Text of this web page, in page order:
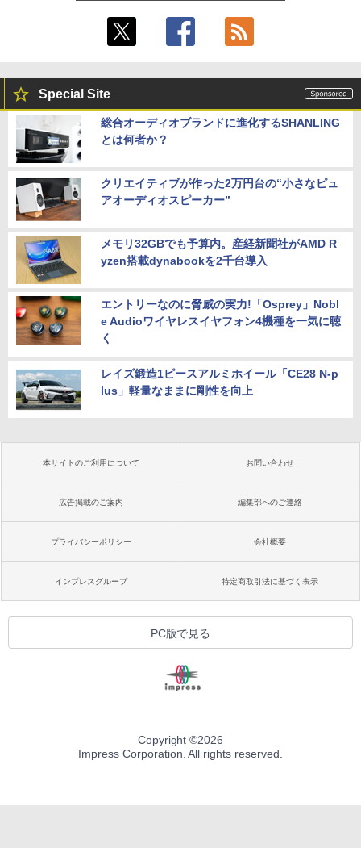
Special Site
総合オーディオブランドに進化するSHANLING
とは何者か？
クリエイティブが作った2万円台の“小さなピュ
アオーディオスピーカー”
メモリ32GBでも予算内。産経新聞社がAMD R
yzen搭載dynabookを2千台導入
エントリーなのに脅威の実力!「Osprey」Nobl
e Audioワイヤレスイヤフォン4機種を一気に聴
く
レイズ鍛造1ピースアルミホイール「CE28 N-p
lus」軽量なままに剛性を向上
本サイトのご利用について お問い合わせ
広告掲載のご案内 編集部へのご連絡
プライバシーポリシー 会社概要
インプレスグループ 特定商取引法に基づく表示
PC版で見る
Copyright ©2026
Impress Corporation. All rights reserved.